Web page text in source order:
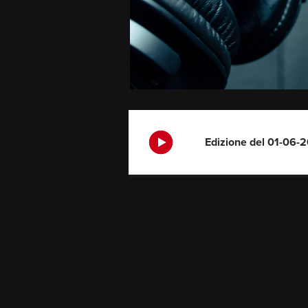
Edizione del 01-06-